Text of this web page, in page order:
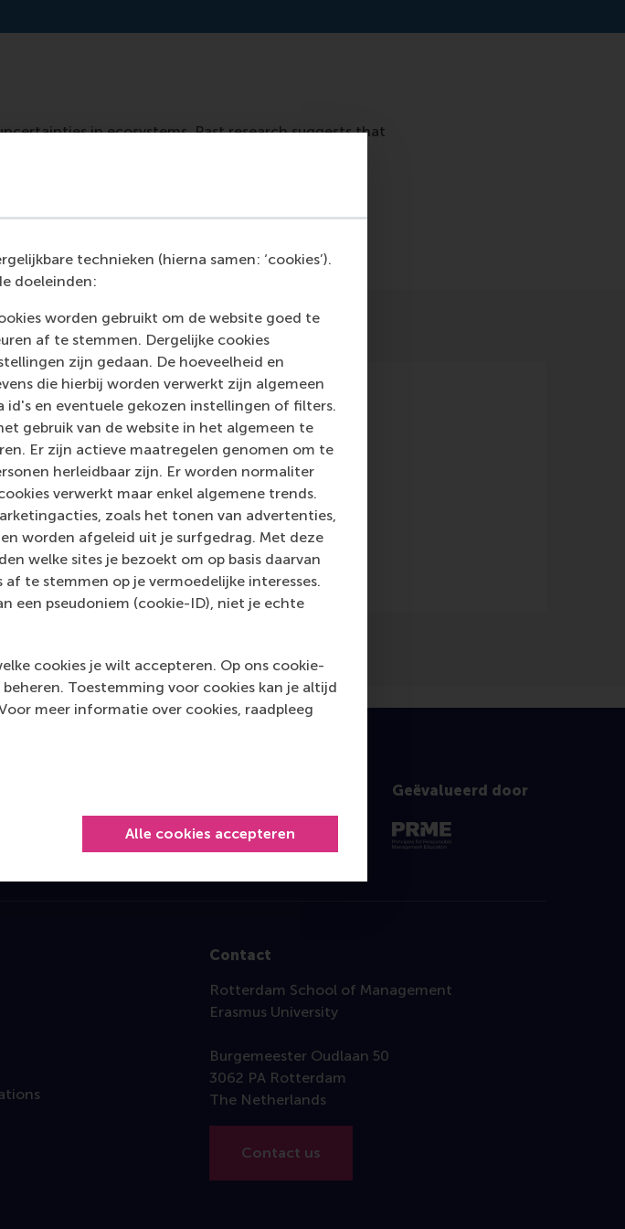
technieken (hierna samen: ‘cookies’).
doeleinden:
worden gebruikt om de website goed te
af te stemmen. Dergelijke cookies
zijn gedaan. De hoeveelheid en
die hierbij worden verwerkt zijn algemeen
id's en eventuele gekozen instellingen of filters.
gebruik van de website in het algemeen te
Er zijn actieve maatregelen genomen om te
herleidbaar zijn. Er worden normaliter
verwerkt maar enkel algemene trends.
zoals het tonen van advertenties,
worden afgeleid uit je surfgedrag. Met deze
welke sites je bezoekt om op basis daarvan
te stemmen op je vermoedelijke interesses.
een pseudoniem (cookie-ID), niet je echte
cookies je wilt accepteren. Op ons cookie-
Toestemming voor cookies kan je altijd
meer informatie over cookies, raadpleeg
Alle cookies accepteren
in ecosystems. Past research suggests that
level uncertainty.
Media Outlets
NewsRx(Online)
Geëvalueerd door
Contact
Rotterdam School of Management
Erasmus University
Burgemeester Oudlaan 50
3062 PA Rotterdam
The Netherlands
Contact us